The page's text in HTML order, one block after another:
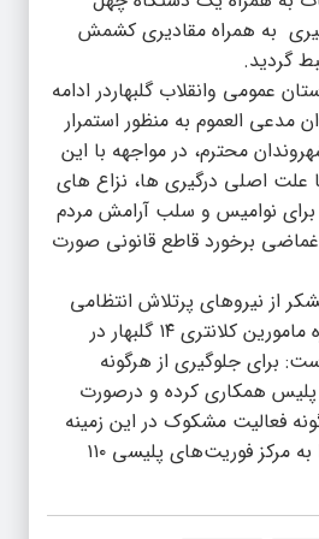
به همراه مقادیری کشمش
گردید.
عمومی وانقلاب گلبهاردر ادامه
مدعی العموم به منظور استمرار
محترم، در مواجهه با این
علت اصلی درگیری ها، نزاع های
نوامیس و سلب آرامش مردم
برخورد قاطع قانونی صورت
از نیروهای پرتلاش انتظامی
شهرستان چناران به‌ویژه مامورین کلانتری ۱۴ گلبهار در
برای جلوگیری از هرگونه
پلیس همکاری کرده و درصورت
فعالیت مشکوک در این زمینه
اخبار واطلاعات دقیق را به مرکز فوریت‌های پلیسی ۱۱۰